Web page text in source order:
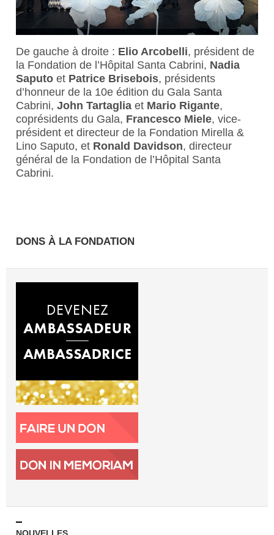
De gauche à droite : Elio Arcobelli, président de
la Fondation de l’Hôpital Santa Cabrini, Nadia
Saputo et Patrice Brisebois, présidents
d’honneur de la 10e édition du Gala Santa
Cabrini, John Tartaglia et Mario Rigante,
coprésidents du Gala, Francesco Miele, vice-
président et directeur de la Fondation Mirella &
Lino Saputo, et Ronald Davidson, directeur
général de la Fondation de l’Hôpital Santa
Cabrini.
DONS À LA FONDATION